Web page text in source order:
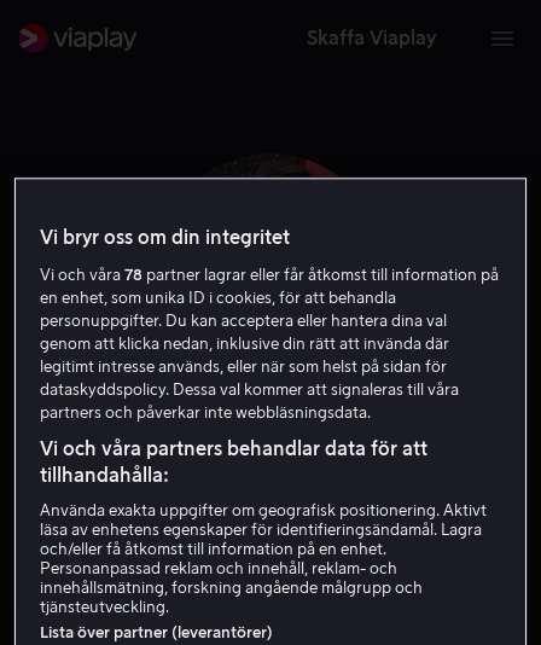
Skaffa Viaplay
Arkasha Stevenson
Vi bryr oss om din integritet
Vi och våra78 partner lagrar eller får åtkomst till information på
en enhet, som unika ID i cookies, för att behandla
personuppgifter. Du kan acceptera eller hantera dina val
genom att klicka nedan, inklusive din rätt att invända där
legitimt intresse används, eller när som helst på sidan för
dataskyddspolicy. Dessa val kommer att signaleras till våra
partners och påverkar inte webbläsningsdata.
Vi och våra partners behandlar data för att
tillhandahålla:
Använda exakta uppgifter om geografisk positionering. Aktivt
läsa av enhetens egenskaper för identifieringsändamål. Lagra
och/eller få åtkomst till information på en enhet.
Personanpassad reklam och innehåll, reklam- och
innehållsmätning, forskning angående målgrupp och
tjänsteutveckling.
Lista över partner (leverantörer)